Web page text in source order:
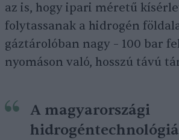
az is, hogy ipari méretű
folytassanak a hidrogén
gáztárolóban nagy – 100 bar
nyomáson való, hosszú távú
A magyarországi